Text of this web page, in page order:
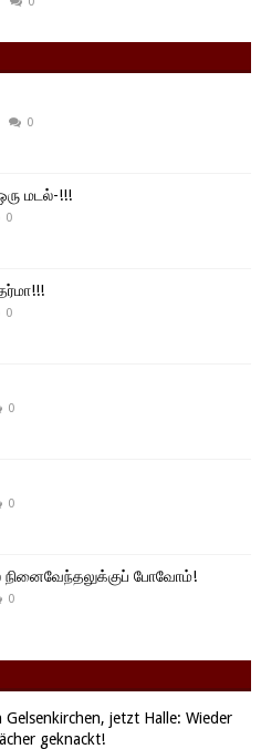
0
மடல்-!!!
0
0
0
0
நினைவேந்தலுக்குப் போவோம்!
0
jetzt Halle: Wieder
geknackt!